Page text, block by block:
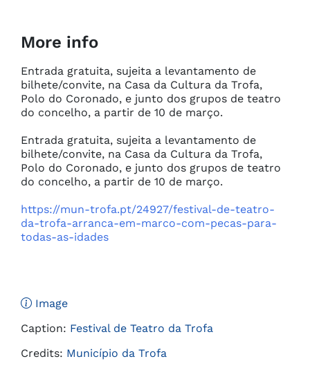
More info
Entrada gratuita, sujeita a levantamento de
bilhete/convite, na Casa da Cultura da Trofa,
Polo do Coronado, e junto dos grupos de teatro
do concelho, a partir de 10 de março.
Entrada gratuita, sujeita a levantamento de
bilhete/convite, na Casa da Cultura da Trofa,
Polo do Coronado, e junto dos grupos de teatro
do concelho, a partir de 10 de março.
https://mun-trofa.pt/24927/festival-de-teatro-
da-trofa-arranca-em-marco-com-pecas-para-
todas-as-idades
Image
Caption: Festival de Teatro da Trofa
Credits: Município da Trofa